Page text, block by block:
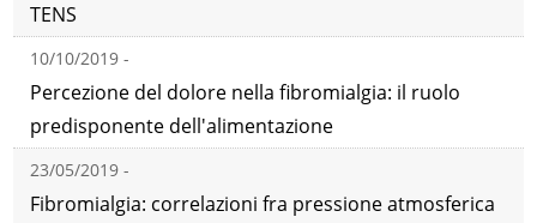
TENS
10/10/2019 -
Percezione del dolore nella fibromialgia: il ruolo
predisponente dell'alimentazione
23/05/2019 -
Fibromialgia: correlazioni fra pressione atmosferica